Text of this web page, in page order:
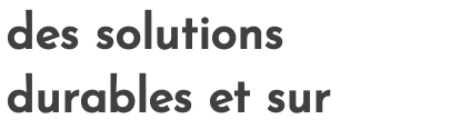
des solutions
durables et sur